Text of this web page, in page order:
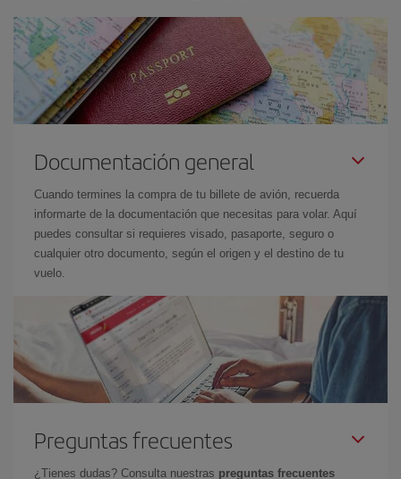
Documentación general
Cuando termines la compra de tu billete de avión, recuerda
informarte de la documentación que necesitas para volar. Aquí
puedes consultar si requieres visado, pasaporte, seguro o
cualquier otro documento, según el origen y el destino de tu
vuelo.
Preguntas frecuentes
¿Tienes dudas? Consulta nuestras preguntas frecuentes